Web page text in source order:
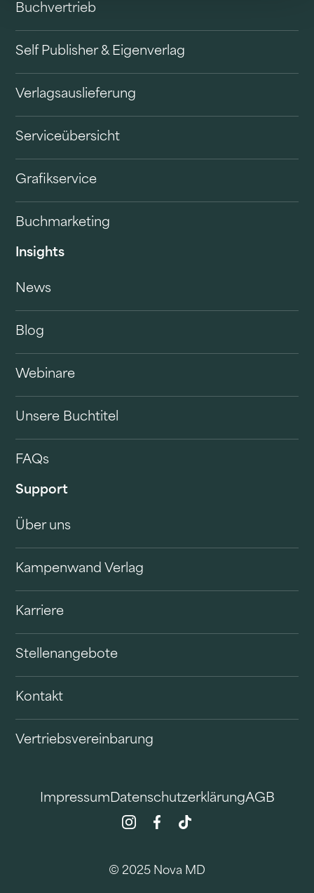
Buchvertrieb
Self Publisher & Eigenverlag
Verlagsauslieferung
Serviceübersicht
Grafikservice
Buchmarketing
Insights
News
Blog
Webinare
Unsere Buchtitel
FAQs
Support
Über uns
Kampenwand Verlag
Karriere
Stellenangebote
Kontakt
Vertriebsvereinbarung
Impressum DatenschutzerklärungAGB
© 2025 Nova MD